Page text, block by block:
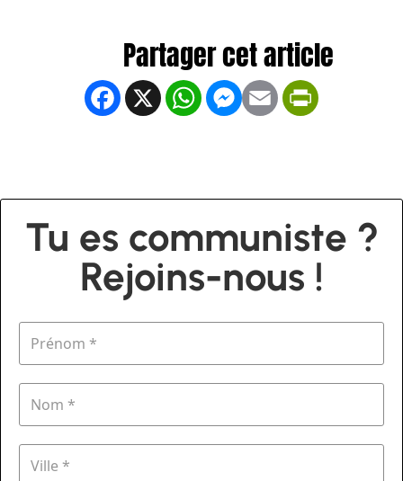
Facebook
X WhatsApp
Messenger
Email
Tu es communiste ?
Rejoins-nous !